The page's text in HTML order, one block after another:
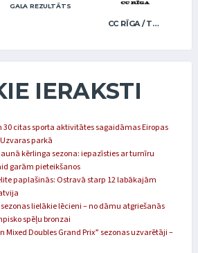
CC RĪGA / TRUKŠĀNS
GALA REZULTĀTS
IERAKSTI
30 citas sporta aktivitātes sagaidāmas Eiropas
parkā
kērlinga sezona: iepazīsties ar turnīru
garām pieteikšanos
paplašinās: Ostravā starp 12 labākajām
lielākie lēcieni – no dāmu atgriešanās
spēļu bronzai
Mixed Doubles Grand Prix” sezonas uzvarētāji –